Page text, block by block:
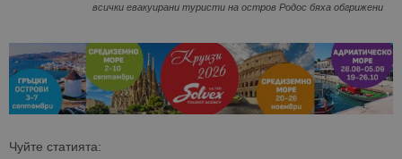
всички евакуирани туристи на остров Родос бяха обгрижени
Чуйте статията: